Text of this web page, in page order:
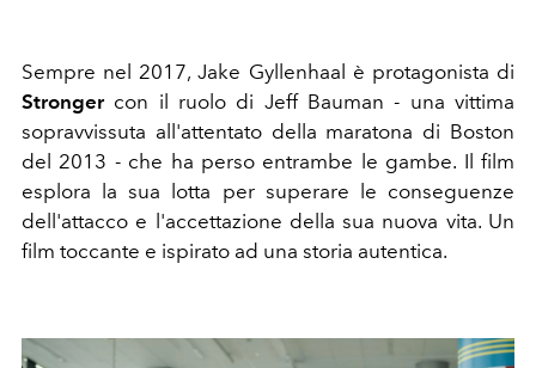
Sempre nel 2017, Jake Gyllenhaal è protagonista di
Stronger con il ruolo di Jeff Bauman - una vittima
sopravvissuta all'attentato della maratona di Boston
del 2013 - che ha perso entrambe le gambe. Il film
esplora la sua lotta per superare le conseguenze
dell'attacco e l'accettazione della sua nuova vita. Un
film toccante e ispirato ad una storia autentica.